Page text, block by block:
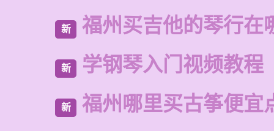
新 福州买吉他的琴行在
新 学钢琴入门视频教程
新 福州哪里买古筝便宜